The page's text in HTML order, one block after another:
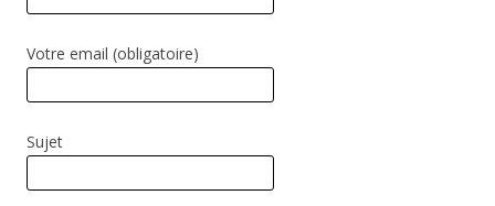
Votre email (obligatoire)
Sujet